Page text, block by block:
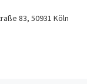
83, 50931 Köln